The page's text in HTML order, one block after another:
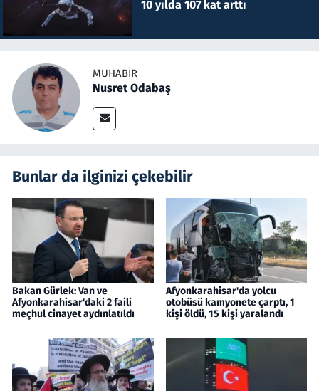
10 yılda 107 kat arttı
MUHABIR
Nusret Odabaş
Bunlar da ilginizi çekebilir
Bakan Gürlek: Van ve
Afyonkarahisar'daki 2 faili
meçhul cinayet aydınlatıldı
Afyonkarahisar'da yolcu
otobüsü kamyonete çarptı, 1
kişi öldü, 15 kişi yaralandı